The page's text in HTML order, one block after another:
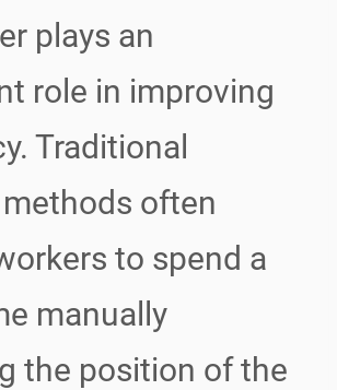
plays an
role in improving
Traditional
often
to spend a
manually
the position of the